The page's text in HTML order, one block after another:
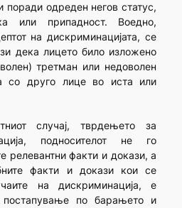
одреден негов статус,
или припадност. Воедно,
на дискриминацијата, се
дека лицето било изложено
третман или недоволен
со друго лице во иста или
случај, тврдењето за
подносителот не го
релевантни факти и докази, а
факти и докази кои се
на дискриминација, е
по барањето и